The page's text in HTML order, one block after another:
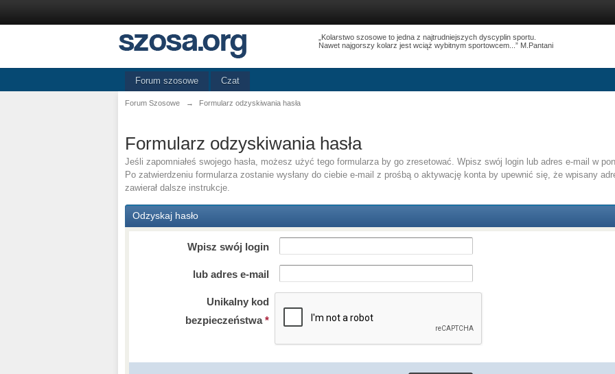
„Kolarstwo szosowe to jedna z najtrudniejszych dyscyplin sportu.
Nawet najgorszy kolarz jest wciąż wybitnym sportowcem...” M.Pantani
Forum szosowe Czat
Forum Szosowe → Formularz odzyskiwania hasła
Formularz odzyskiwania hasła
Jeśli zapomniałeś swojego hasła, możesz użyć tego formularza by go zresetować. Wpisz swój login lub adres e-mail w
Po zatwierdzeniu formularza zostanie wysłany do ciebie e-mail z prośbą o aktywację konta by upewnić się, że wpisany
zawierał dalsze instrukcje.
Odzyskaj hasło
Wpisz swój login
lub adres e-mail
Unikalny kod
bezpieczeństwa*